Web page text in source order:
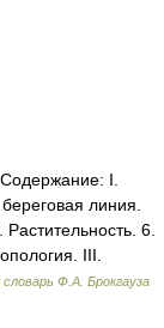
I.
линия.
6.
III.
Ф.А. Брокгауза